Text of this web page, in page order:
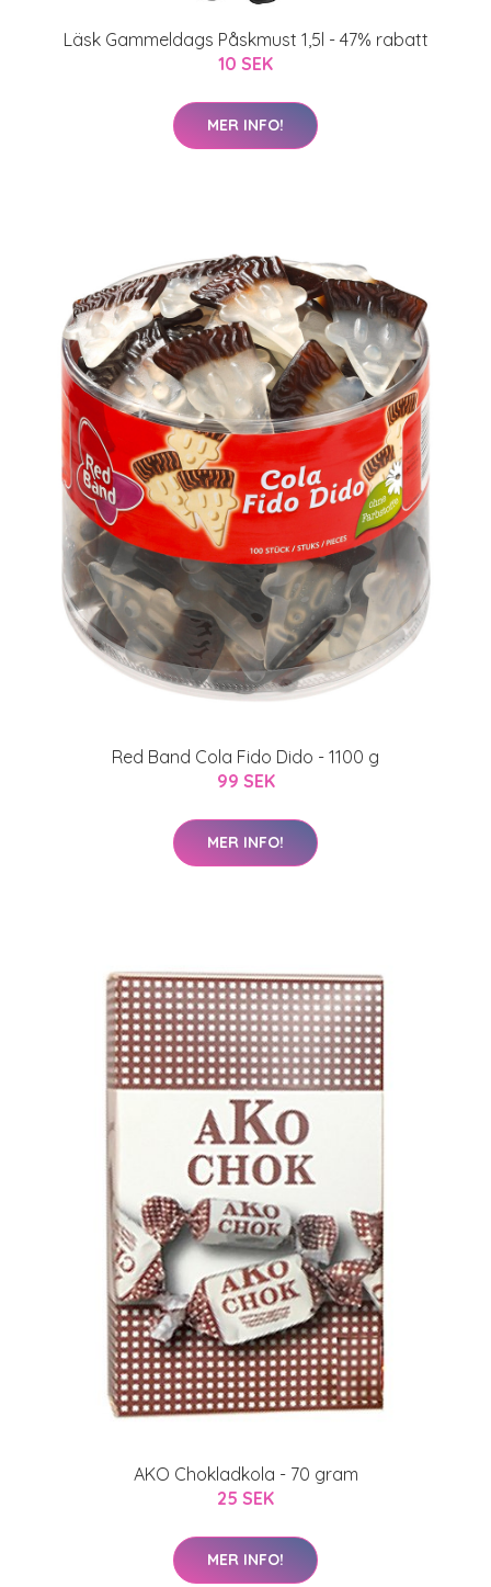
Läsk Gammeldags Påskmust 1,5l - 47% rabatt
10 SEK
MER INFO!
Red Band Cola Fido Dido - 1100 g
99 SEK
MER INFO!
AKO Chokladkola - 70 gram
25 SEK
MER INFO!